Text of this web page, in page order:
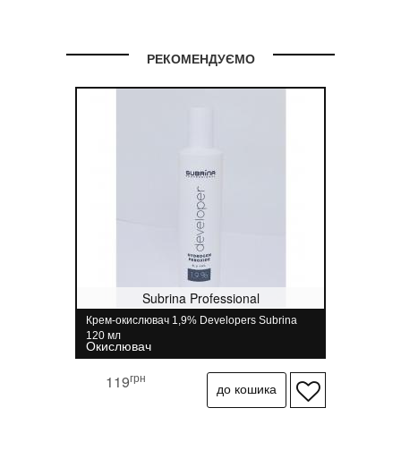
РЕКОМЕНДУЄМО
Subrina Professional
Крем-окислювач 1,9% Developers Subrina
120 мл
Окислювач
119грн